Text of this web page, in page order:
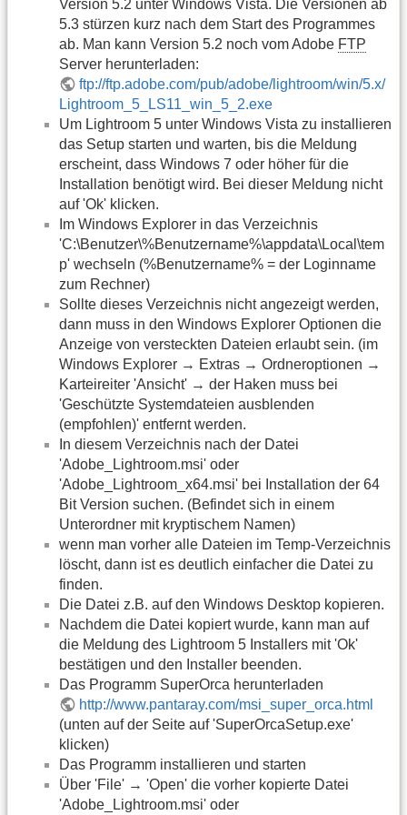
Version 5.2 unter Windows Vista. Die Versionen ab
5.3 stürzen kurz nach dem Start des Programmes
ab. Man kann Version 5.2 noch vom Adobe FTP
Server herunterladen:
ftp://ftp.adobe.com/pub/adobe/lightroom/win/5.x/
Lightroom_5_LS11_win_5_2.exe
Um Lightroom 5 unter Windows Vista zu installieren
das Setup starten und warten, bis die Meldung
erscheint, dass Windows 7 oder höher für die
Installation benötigt wird. Bei dieser Meldung nicht
auf 'Ok' klicken.
Im Windows Explorer in das Verzeichnis
'C:\Benutzer\%Benutzername%\appdata\Local\tem
p' wechseln (%Benutzername% = der Loginname
zum Rechner)
Sollte dieses Verzeichnis nicht angezeigt werden,
dann muss in den Windows Explorer Optionen die
Anzeige von versteckten Dateien erlaubt sein. (im
Windows Explorer → Extras → Ordneroptionen →
Karteireiter 'Ansicht' → der Haken muss bei
'Geschützte Systemdateien ausblenden
(empfohlen)' entfernt werden.
In diesem Verzeichnis nach der Datei
'Adobe_Lightroom.msi' oder
'Adobe_Lightroom_x64.msi' bei Installation der 64
Bit Version suchen. (Befindet sich in einem
Unterordner mit kryptischem Namen)
wenn man vorher alle Dateien im Temp-Verzeichnis
löscht, dann ist es deutlich einfacher die Datei zu
finden.
Die Datei z.B. auf den Windows Desktop kopieren.
Nachdem die Datei kopiert wurde, kann man auf
die Meldung des Lightroom 5 Installers mit 'Ok'
bestätigen und den Installer beenden.
Das Programm SuperOrca herunterladen
http://www.pantaray.com/msi_super_orca.html
(unten auf der Seite auf 'SuperOrcaSetup.exe'
klicken)
Das Programm installieren und starten
Über 'File' → 'Open' die vorher kopierte Datei
'Adobe_Lightroom.msi' oder